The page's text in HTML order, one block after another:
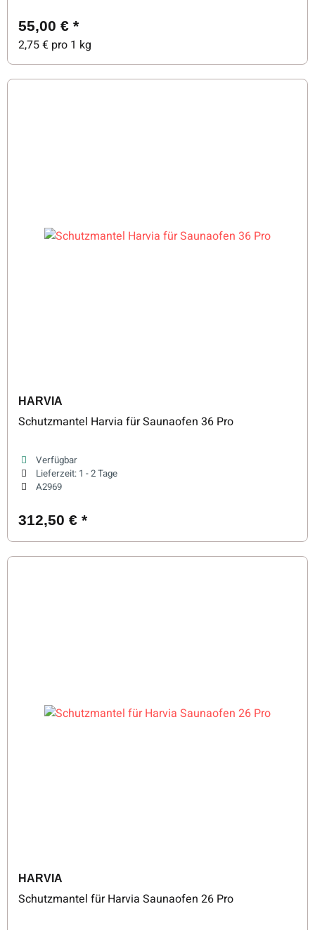
55,00 € *
2,75 € pro 1 kg
HARVIA
Schutzmantel Harvia für Saunaofen 36 Pro
Verfügbar
Lieferzeit: 1 - 2 Tage
A2969
312,50 € *
HARVIA
Schutzmantel für Harvia Saunaofen 26 Pro